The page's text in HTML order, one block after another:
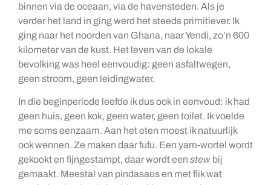
binnen via de oceaan, via de havensteden. Als je
verder het land in ging werd het steeds primitiever. Ik
ging naar het noorden van Ghana, naar Yendi, zo’n 600
kilometer van de kust. Het leven van de lokale
bevolking was heel eenvoudig: geen asfaltwegen,
geen stroom, geen leidingwater.
In die beginperiode leefde ik dus ook in eenvoud: ik had
geen huis, geen kok, geen water, geen toilet. Ik voelde
me soms eenzaam. Aan het eten moest ik natuurlijk
ook wennen. Ze maken daar fufu. Een yam-wortel wordt
gekookt en fijngestampt, daar wordt een stew bij
gemaakt. Meestal van pindasaus en met flik wat